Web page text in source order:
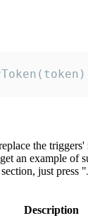
the
an example of
just press
Description